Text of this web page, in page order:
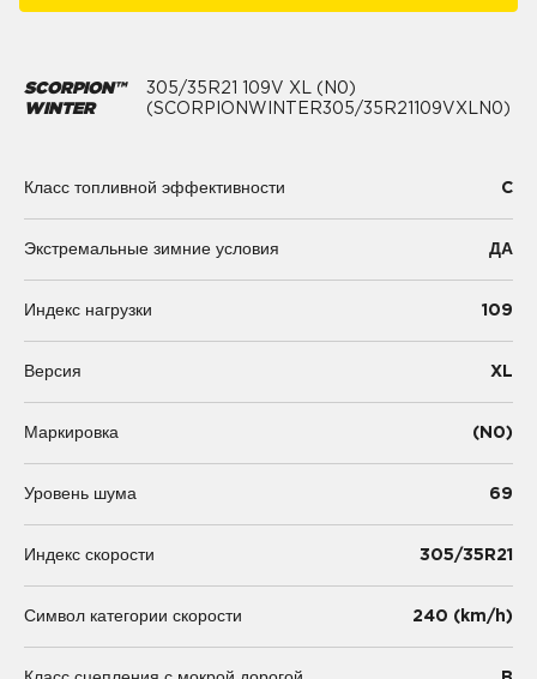
SCORPION™
WINTER
305/35R21 109V XL (N0)
(SCORPIONWINTER305/35R21109VXLN0)
Класс топливной эффективности C
Экстремальные зимние условия ДА
Индекс нагрузки 109
Версия XL
Маркировка (N0)
Уровень шума 69
Индекс скорости 305/35R21
Символ категории скорости 240 (km/h)